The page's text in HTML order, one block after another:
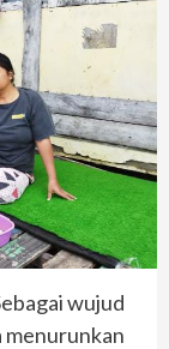
wujud
menurunkan